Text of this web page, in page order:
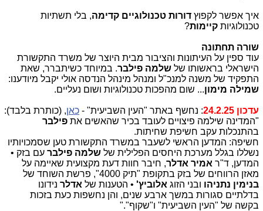
איך אפשר לקפוץ דורות טכנולוגיים קדימה, בלי תשתיות
טכנולוגיות קיימות?
שורה תחתונה
עוד ספין על העיתונות והציבור מבית היוצר של משרד התקשורת
הישראלי בראשותו של שלמה פילבר. במיוחד כשיתברר, שאת
התפקיד של משנה למנכ"ל ומנהל מינהל הנדסה אולי יקבל מיודענו:
שמילה מימון... שום מהפכות טכנולוגיות ושום נעליים.
עדכון 24.2.25 : נחשף באתר "העין השביעית" - כאן, (כותרת בלבד):
"המדינה שילמה פיצויים לעובד בכיר שהאשים את פילבר
בהתנכלות עקב חשיפת שחיתות.
חשיפה: המדען הראשי לשעבר במשרד התקשורת טען שסמכויותיו
נשללו בגלל מערכת היחסים הפלילית של שלמה פילברעם בזק •
המדען, ד"ר אמיר אדלר, חיבר חוות דעת מקצועית שאיימה על
מאזן הרווחים של בזק בתקופת "תיק 4000", פרשת השוחד של
בנימין נתניהוובני הזוג אלוביץ'• הטענות של אדלר נידונו
בדלתיים סגורות במשך ארבע שנים, והן נחשפות כעת בזכות
בקשה של "העין השביעית" ו"שקוף"."